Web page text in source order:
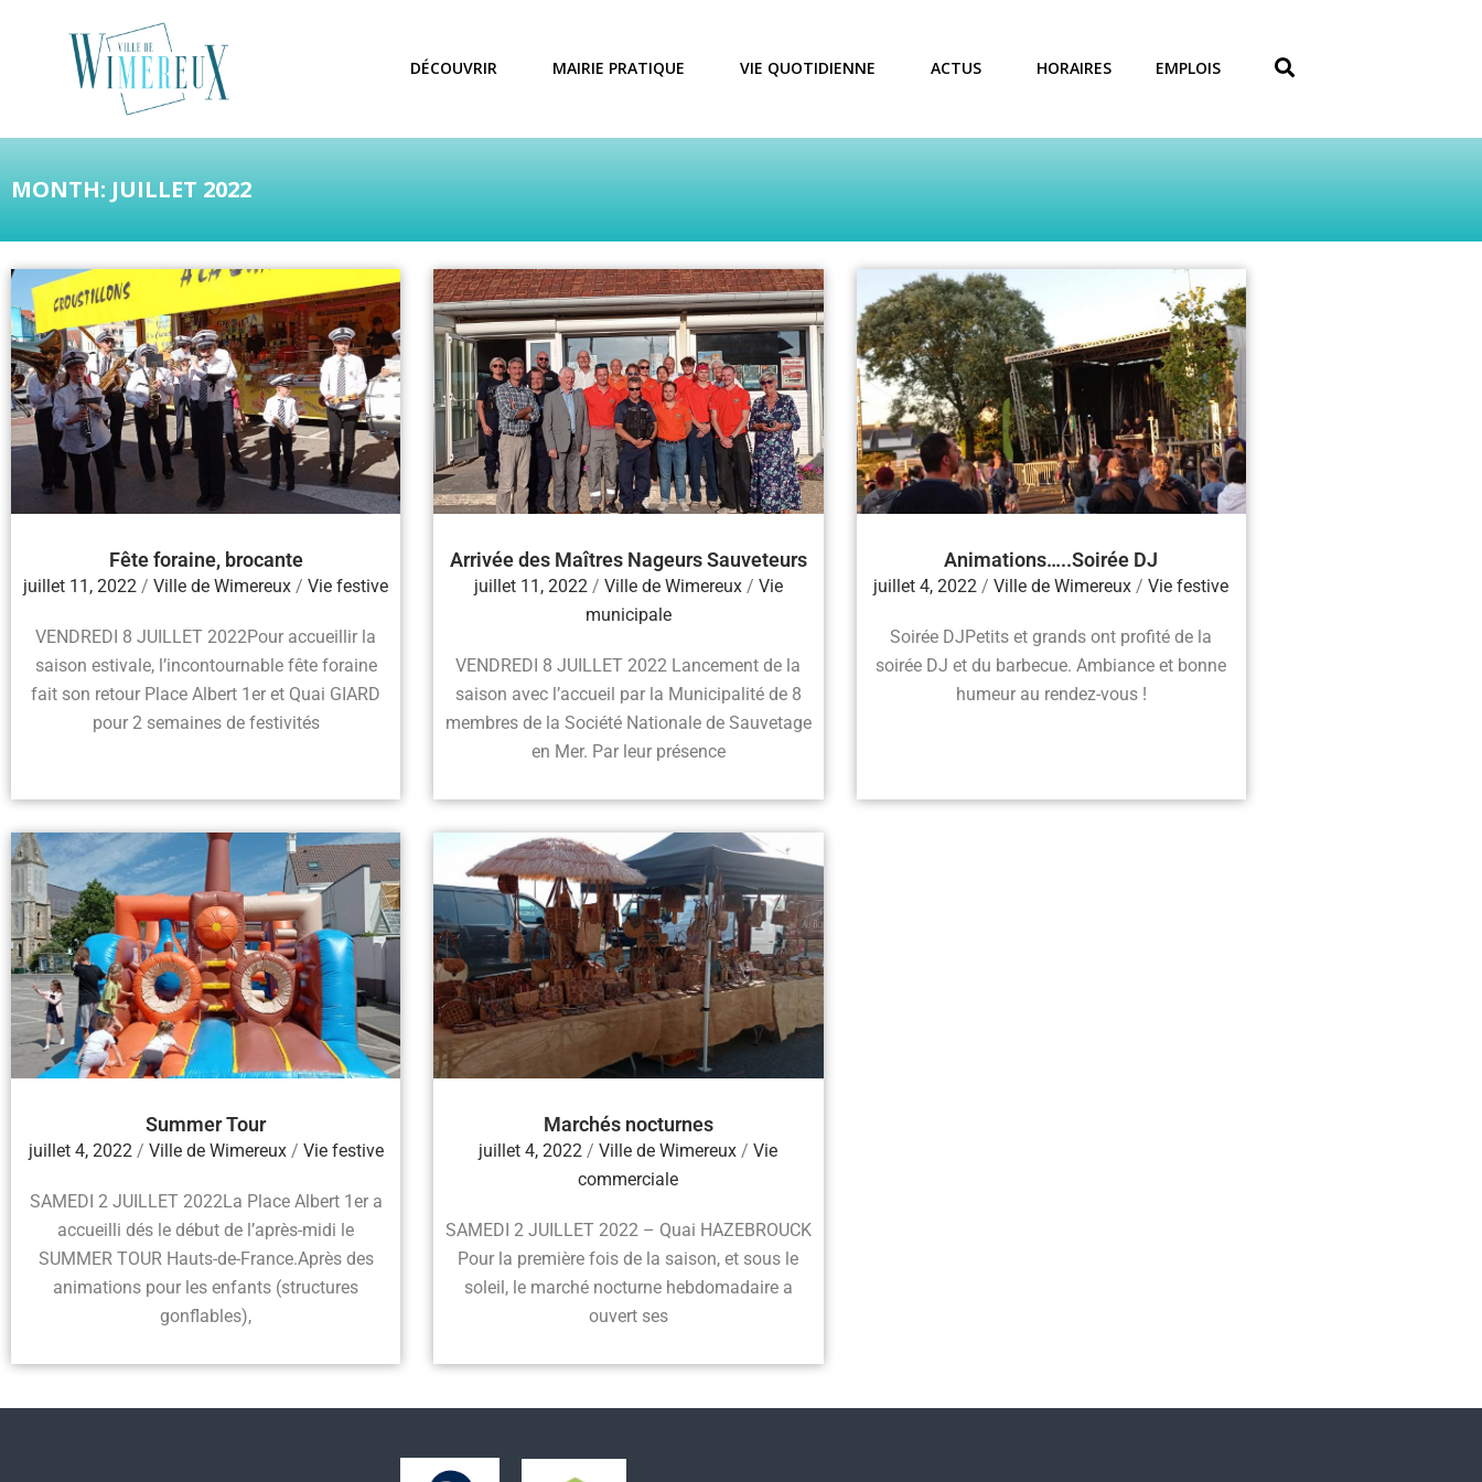
DÉCOUVRIR MAIRIE PRATIQUE VIE QUOTIDIENNE ACTUS HORAIRES EMPLOIS
MONTH: JUILLET 2022
Fête foraine, brocante
juillet 11, 2022 / Ville de Wimereux / Vie festive
VENDREDI 8 JUILLET 2022Pour accueillir la
saison estivale, l’incontournable fête foraine
fait son retour Place Albert 1er et Quai GIARD
pour 2 semaines de festivités
Arrivée des Maîtres Nageurs Sauveteurs
juillet 11, 2022 / Ville de Wimereux / Vie
municipale
VENDREDI 8 JUILLET 2022 Lancement de la
saison avec l’accueil par la Municipalité de 8
membres de la Société Nationale de Sauvetage
en Mer. Par leur présence
Animations…..Soirée DJ
juillet 4, 2022 / Ville de Wimereux / Vie festive
Soirée DJPetits et grands ont profité de la
soirée DJ et du barbecue. Ambiance et bonne
humeur au rendez-vous !
Summer Tour
juillet 4, 2022 / Ville de Wimereux / Vie festive
SAMEDI 2 JUILLET 2022La Place Albert 1er a
accueilli dés le début de l’après-midi le
SUMMER TOUR Hauts-de-France.Après des
animations pour les enfants (structures
gonflables),
Marchés nocturnes
juillet 4, 2022 / Ville de Wimereux / Vie
commerciale
SAMEDI 2 JUILLET 2022 – Quai HAZEBROUCK
Pour la première fois de la saison, et sous le
soleil, le marché nocturne hebdomadaire a
ouvert ses